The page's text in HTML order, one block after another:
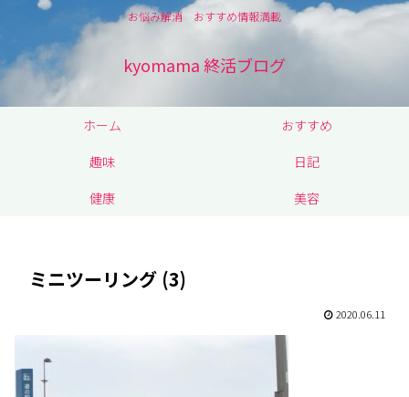
お悩み解消 おすすめ情報満載
kyomama 終活ブログ
ホーム
おすすめ
趣味
日記
健康
美容
ミニツーリング (3)
2020.06.11